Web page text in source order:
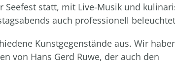
Seefest statt, mit Live-Musik und
auch professionell
Kunstgegenstände aus. Wir
von Hans Gerd Ruwe, der auch den